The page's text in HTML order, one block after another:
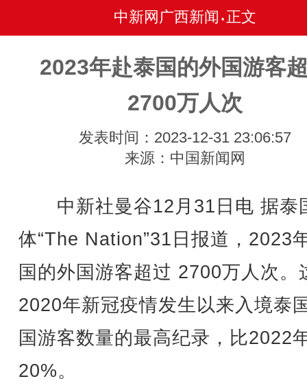
中新网广西新闻 • 正文
2023年赴泰国的外国游客
2700万人次
发表时间：2023-12-31 23:06:57
来源：中国新闻网
中新社曼谷12月31日电 据泰
体“The Nation”31日报道，2023
国的外国游客超过 2700万人次。
2020年新冠疫情发生以来入境泰
国游客数量的最高纪录，比2022
20%。